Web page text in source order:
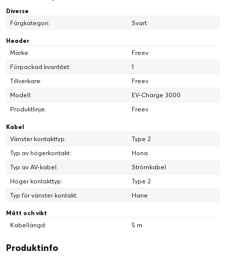
Diverse
Färgkategori:
Svart
Header
Märke:
Freev
Förpackad kvantitet:
1
Tillverkare:
Freev
Modell:
EV-Charge 3000
Produktlinje:
Freev
Kabel
Vänster kontakttyp:
Type 2
Typ av högerkontakt:
Hona
Typ av AV-kabel:
Strömkabel
Höger kontakttyp:
Type 2
Typ för vänster kontakt:
Hane
Mått och vikt
Kabellängd:
5 m
Produktinfo